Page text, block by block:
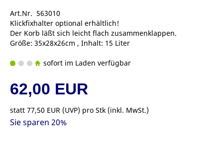
Art.Nr. 563010
Klickfixhalter optional erhältlich!
Der Korb läßt sich leicht flach zusammenklappen.
Größe: 35x28x26cm , Inhalt: 15 Liter
sofort im Laden verfügbar
62,00 EUR
statt 77,50 EUR (UVP) pro Stk (inkl. MwSt.)
Sie sparen 20%